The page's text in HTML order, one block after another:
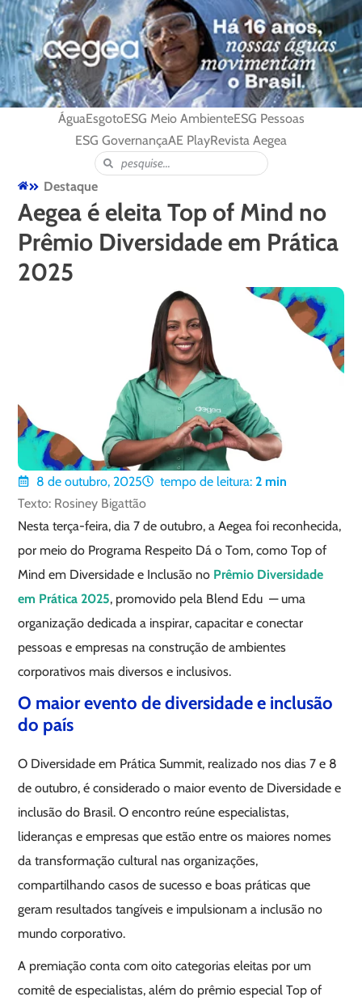
ÁguaEsgotoESG Meio AmbienteESG Pessoas
ESG GovernançaAE PlayRevista Aegea
Destaque
Aegea é eleita Top of Mind no
Prêmio Diversidade em Prática
2025
8 de outubro, 2025 tempo de leitura: 2 min
Texto: Rosiney Bigattão
Nesta terça-feira, dia 7 de outubro, a Aegea foi reconhecida,
por meio do Programa Respeito Dá o Tom, como Top of
Mind em Diversidade e Inclusão no Prêmio Diversidade
em Prática 2025, promovido pela Blend Edu — uma
organização dedicada a inspirar, capacitar e conectar
pessoas e empresas na construção de ambientes
corporativos mais diversos e inclusivos.
O maior evento de diversidade e inclusão
do país
O Diversidade em Prática Summit, realizado nos dias 7 e 8
de outubro, é considerado o maior evento de Diversidade e
inclusão do Brasil. O encontro reúne especialistas,
lideranças e empresas que estão entre os maiores nomes
da transformação cultural nas organizações,
compartilhando casos de sucesso e boas práticas que
geram resultados tangíveis e impulsionam a inclusão no
mundo corporativo.
A premiação conta com oito categorias eleitas por um
comitê de especialistas, além do prêmio especial Top of